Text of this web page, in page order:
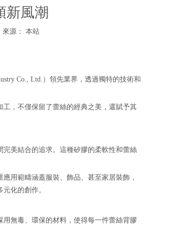
新風潮
源： 本站
Co., Ltd.）領先業界，透過獨特的技術和
，不僅保留了蕾絲的經典之美，還賦予其
美結合的追求。這種矽膠的柔軟性和蕾絲
用範疇涵蓋服裝、飾品、甚至家居裝飾，
化的創作。
無毒、環保的材料，使得每一件蕾絲背膠